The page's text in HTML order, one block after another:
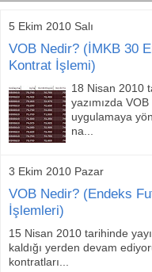
5 Ekim 2010 Salı
VOB Nedir? (İMKB 30
Kontrat İşlemi)
18 Nisan 2010
yazımızda
uygulamaya
na...
3 Ekim 2010 Pazar
VOB Nedir? (Endeks
İşlemleri)
15 Nisan 2010 tarihinde
kaldığı yerden devam
kontratları...